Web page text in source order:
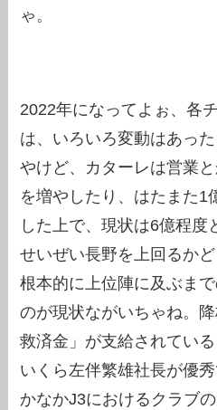
ゃ。
2022年になってよぉ、各
は、いろいろ変動はあっ
やけど、カターレは営業
を増やしたり、はたまた1
した上で、現状は6億程度
せいぜい長野を上回るか
根本的に上位陣に及ぶま
のが現状ながいちゃね。
救済金」が支給されてい
いくら左伴繁雄社長が優
かなかJ3におけるクラブ